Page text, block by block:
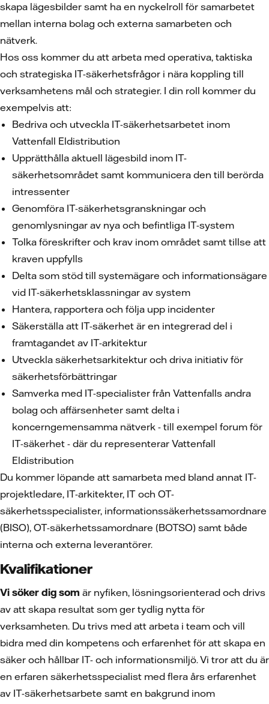
skapa lägesbilder samt ha en nyckelroll för samarbetet
mellan interna bolag och externa samarbeten och
nätverk.
Hos oss kommer du att arbeta med operativa, taktiska
och strategiska IT-säkerhetsfrågor i nära koppling till
verksamhetens mål och strategier. I din roll kommer du
exempelvis att:
Bedriva och utveckla IT-säkerhetsarbetet inom
Vattenfall Eldistribution
Upprätthålla aktuell lägesbild inom IT-
säkerhetsområdet samt kommunicera den till berörda
intressenter
Genomföra IT-säkerhetsgranskningar och
genomlysningar av nya och befintliga IT-system
Tolka föreskrifter och krav inom området samt tillse att
kraven uppfylls
Delta som stöd till systemägare och informationsägare
vid IT-säkerhetsklassningar av system
Hantera, rapportera och följa upp incidenter
Säkerställa att IT-säkerhet är en integrerad del i
framtagandet av IT-arkitektur
Utveckla säkerhetsarkitektur och driva initiativ för
säkerhetsförbättringar
Samverka med IT-specialister från Vattenfalls andra
bolag och affärsenheter samt delta i
koncerngemensamma nätverk - till exempel forum för
IT-säkerhet - där du representerar Vattenfall
Eldistribution
Du kommer löpande att samarbeta med bland annat IT-
projektledare, IT-arkitekter, IT och OT-
säkerhetsspecialister, informationssäkerhetssamordnare
(BISO), OT-säkerhetssamordnare (BOTSO) samt både
interna och externa leverantörer.
Kvalifikationer
Vi söker dig som är nyfiken, lösningsorienterad och drivs
av att skapa resultat som ger tydlig nytta för
verksamheten. Du trivs med att arbeta i team och vill
bidra med din kompetens och erfarenhet för att skapa en
säker och hållbar IT- och informationsmiljö. Vi tror att du är
en erfaren säkerhetsspecialist med flera års erfarenhet
av IT-säkerhetsarbete samt en bakgrund inom